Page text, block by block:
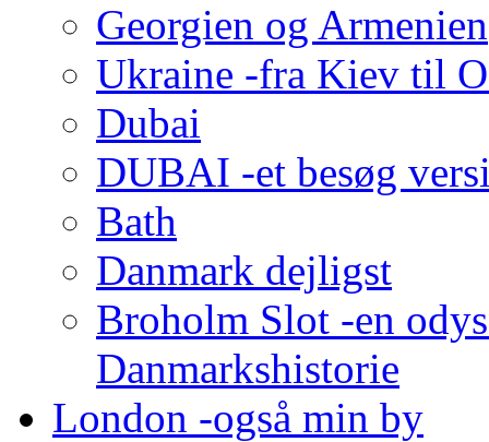
Georgien og Armenien
Ukraine -fra Kiev til
Dubai
DUBAI -et besøg
Bath
Danmark dejligst
Broholm Slot -en
Danmarkshistorie
London -også min by